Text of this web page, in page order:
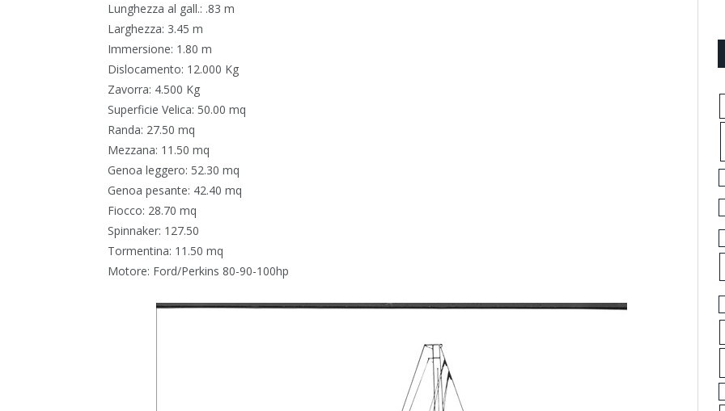
Lunghezza al gall.: .83 m
Larghezza: 3.45 m
Immersione: 1.80 m
Dislocamento: 12.000 Kg
Zavorra: 4.500 Kg
Superficie Velica: 50.00 mq
Randa: 27.50 mq
Mezzana: 11.50 mq
Genoa leggero: 52.30 mq
Genoa pesante: 42.40 mq
Fiocco: 28.70 mq
Spinnaker: 127.50
Tormentina: 11.50 mq
Motore: Ford/Perkins 80-90-100hp